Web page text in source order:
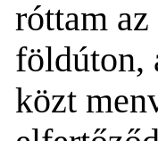
róttam
földúton,
közt